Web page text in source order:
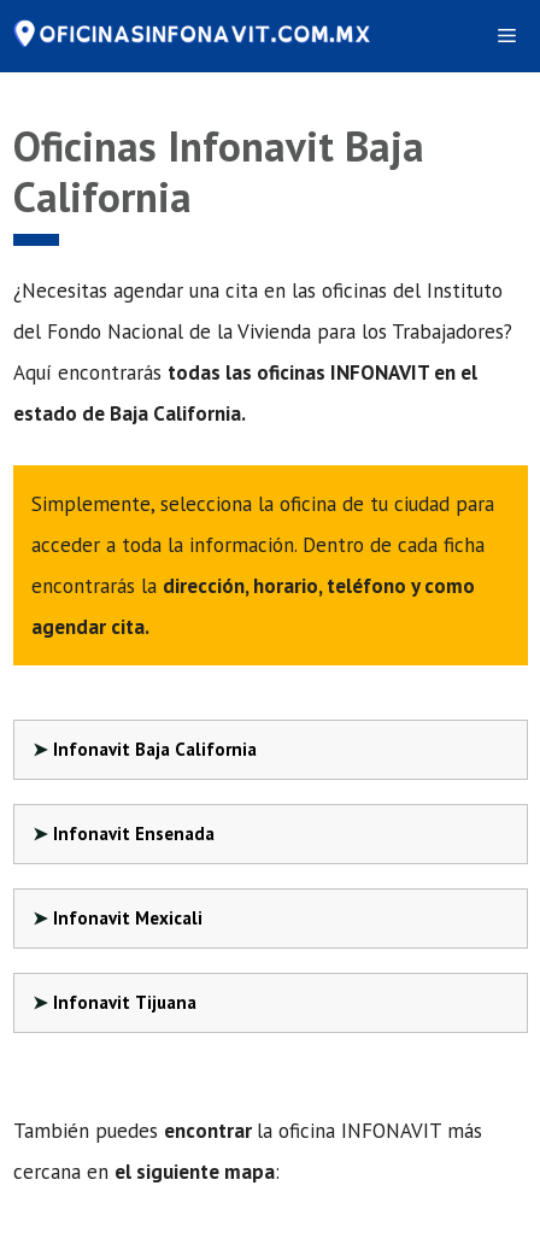
Saltar
Oficinas Infonavit Baja
California
¿Necesitas agendar una cita en las oficinas del Instituto
del Fondo Nacional de la Vivienda para los Trabajadores?
Aquí encontrarás todas las oficinas INFONAVIT en el
estado de Baja California.
Simplemente, selecciona la oficina de tu ciudad para
acceder a toda la información. Dentro de cada ficha
encontrarás la dirección, horario, teléfono y como
agendar cita.
Infonavit Baja California
Infonavit Ensenada
Infonavit Mexicali
Infonavit Tijuana
También puedes encontrar la oficina INFONAVIT más
cercana en el siguiente mapa: